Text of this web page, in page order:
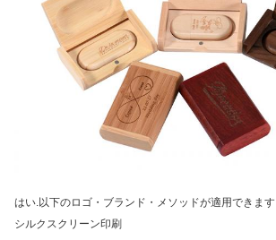
はい.以下のロゴ・ブランド・メソッドが適用できます.
シルクスクリーン印刷